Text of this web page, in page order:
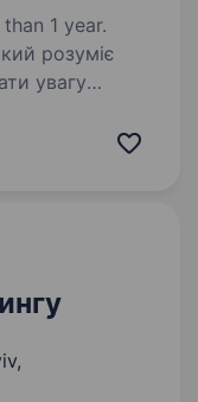
1 year.
розуміє
увагу
за якими